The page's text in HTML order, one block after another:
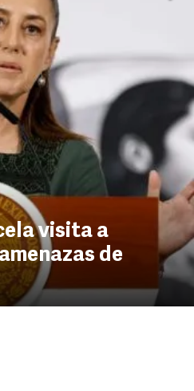
visita a
de